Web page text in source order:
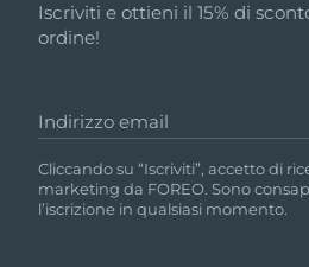
Iscriviti e ottieni il 15% di
ordine!
Indirizzo email
Cliccando su “Iscriviti”, accetto di
marketing da FOREO. Sono
l’iscrizione in qualsiasi momento.